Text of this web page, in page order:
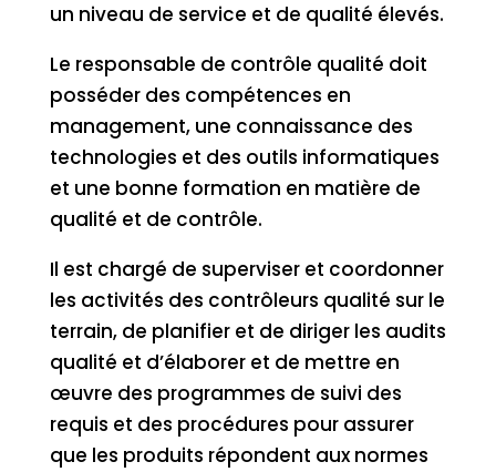
un niveau de service et de qualité élevés.
Le responsable de contrôle qualité doit
posséder des compétences en
management, une connaissance des
technologies et des outils informatiques
et une bonne formation en matière de
qualité et de contrôle.
Il est chargé de superviser et coordonner
les activités des contrôleurs qualité sur le
terrain, de planifier et de diriger les audits
qualité et d’élaborer et de mettre en
œuvre des programmes de suivi des
requis et des procédures pour assurer
que les produits répondent aux normes